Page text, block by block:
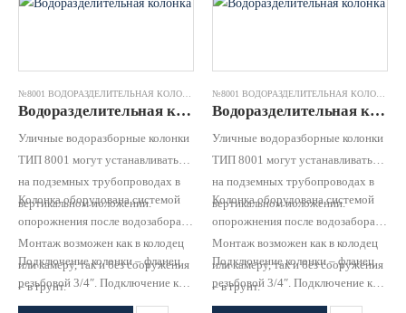
Водоразделительная колонка №8001 чугун оцинк.труба RD 2,75 (h=3700) JAFAR
Уличные водоразборные колонки
ТИП 8001 могут устанавливаться
на подземных трубопроводах в
вертикальном положении.
Колонка оборудована системой
опорожнения после водозабора
Монтаж возможен как в колодец
или камеру, так и без сооружения
– в грунт.
Подключение колонки – фланец
резьбовой 3/4″. Подключение к
водопроводной сети для забора
Водоразделительная колонка №8001 чугун оцинк.труба RD 3,00 (h= 3950) JAFAR
Уличные водоразборные колонки
ТИП 8001 могут устанавливаться
на подземных трубопроводах в
вертикальном положении.
Колонка оборудована системой
опорожнения после водозабора
Монтаж возможен как в колодец
или камеру, так и без сооружения
– в грунт.
Подключение колонки – фланец
резьбовой 3/4″. Подключение к
водопроводной сети для забора